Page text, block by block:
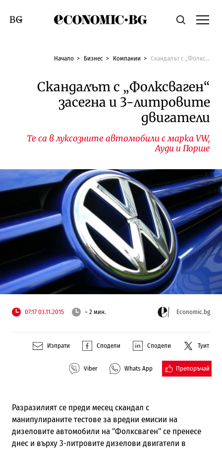
Economic.bgТърсене
Смяна на език
Начало Бизнес Компании Скандалът с „Фолксваген“ засегна и 3-литровите двигатели
Скандалът с „Фолксваген“
засегна и 3-литровите
двигатели
Те са в луксозните автомобили с марка VW,
Ауди и Порше
07:17 03.11.2015 ~ 2 мин. Economic.bg
Изпрати Сподели Сподели Туит
Viber Whats App Препоръчай
Разразилият се преди месец скандал с
манипулираните тестове за вредни емисии на
дизеловите автомобили на "Фолксваген" се пренесе
днес и върху 3-литровите дизелови двигатели в